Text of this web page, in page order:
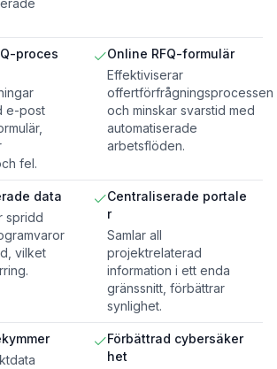
proces
e-post
fel.
Online RFQ-formulär
Effektiviserar
offertförfrågningsprocessen
och minskar svarstid med
automatiserade
arbetsflöden.
data
spridd
vilket
Centraliserade portale
r
Samlar all
projektrelaterad
information i ett enda
gränssnitt, förbättrar
synlighet.
Förbättrad cybersäker
het